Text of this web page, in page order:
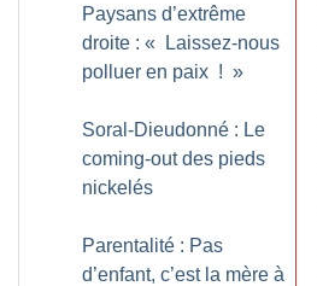
Paysans d’extrême
droite : «
Laissez-nous
polluer en paix ! »
Soral-Dieudonné : Le
coming-out des pieds
nickelés
Parentalité : Pas
d’enfant, c’est la mère à